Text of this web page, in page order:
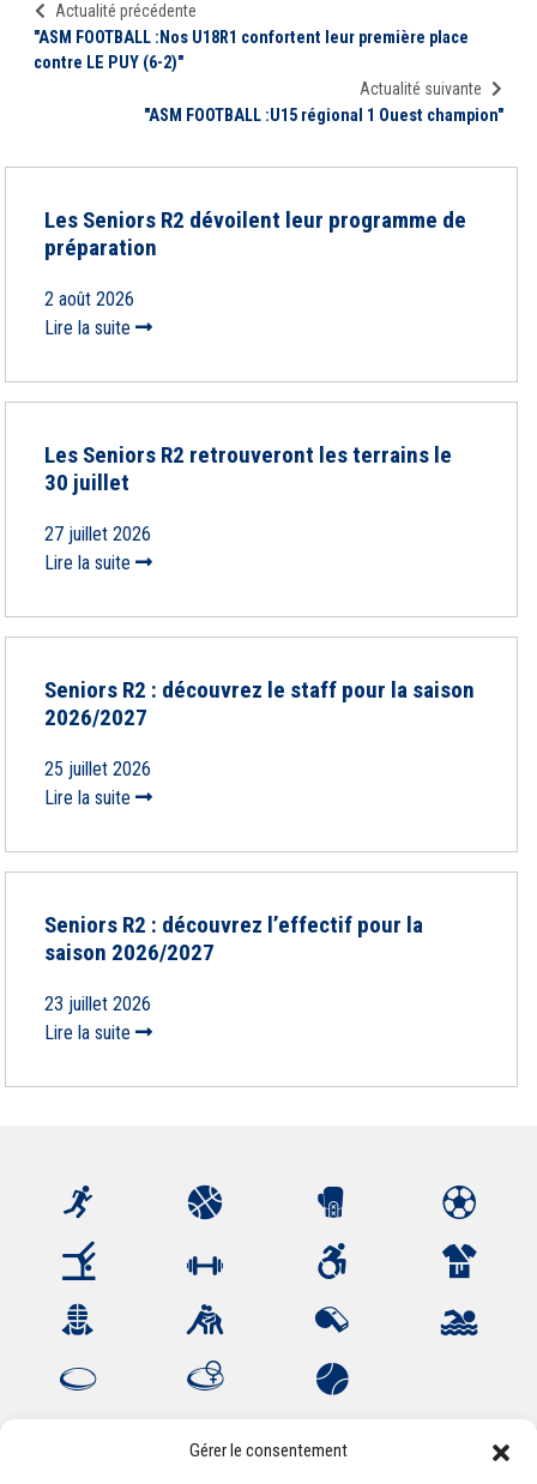
Gérer le consentement
Actualité précédente
"ASM FOOTBALL :Nos U18R1 confortent leur première place
contre LE PUY (6-2)"
Actualité suivante
"ASM FOOTBALL :U15 régional 1 Ouest champion"
Les Seniors R2 dévoilent leur programme de
préparation
2 août 2026
Lire la suite
Les Seniors R2 retrouveront les terrains le
30 juillet
27 juillet 2026
Lire la suite
Seniors R2 : découvrez le staff pour la saison
2026/2027
25 juillet 2026
Lire la suite
Seniors R2 : découvrez l’effectif pour la
saison 2026/2027
23 juillet 2026
Lire la suite